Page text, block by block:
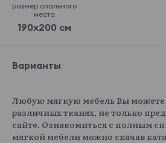
размер спального
места
190x200 см
Варианты
Любую мягкую мебель Вы можете
различных тканях, не только
сайте. Ознакомиться с полным
мягкой мебели можно скачав